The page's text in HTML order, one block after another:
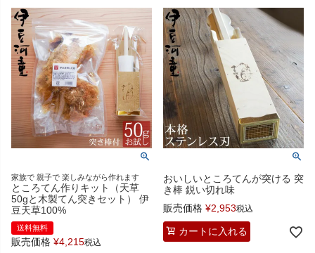
家族で 親子で 楽しみながら作れます
ところてん作りキット（天草
50gと木製てん突きセット） 伊
豆天草100%
送料無料
販売価格 ¥4,215税込
おいしいところてんが突ける 突
き棒 鋭い切れ味
販売価格 ¥2,953税込
カートに入れる